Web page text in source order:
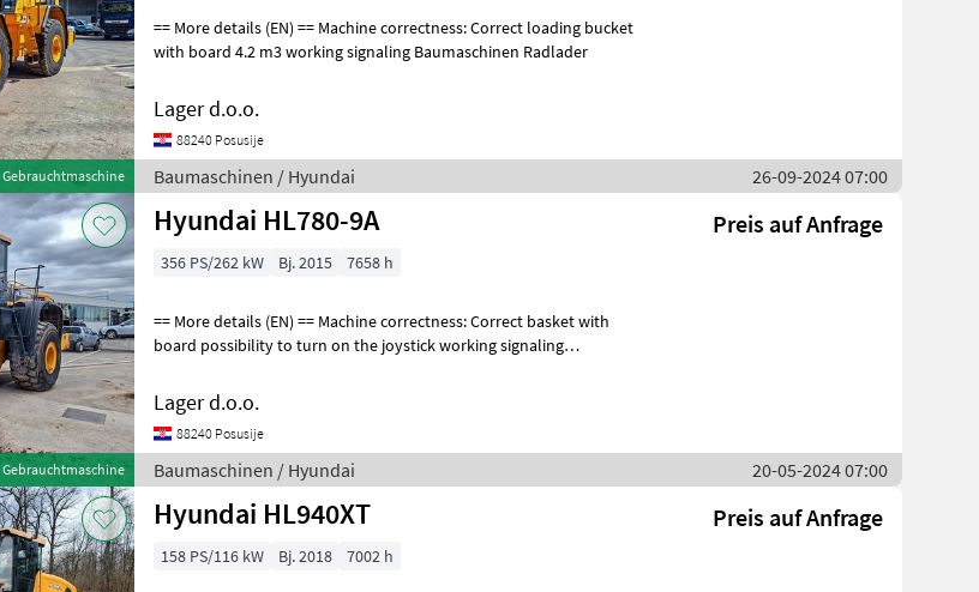
Gebrauchtmaschine
== More details (EN) == Machine correctness: Correct loading bucket
with board 4.2 m3 working signaling Baumaschinen Radlader
Lager d.o.o.
88240 Posusije
Baumaschinen / Hyundai 26-09-2024 07:00
Gebrauchtmaschine
Hyundai HL780-9A Preis auf Anfrage
356 PS/262 kW Bj. 2015 7658 h
== More details (EN) == Machine correctness: Correct basket with
board possibility to turn on the joystick working signaling
Lager d.o.o.
88240 Posusije
Baumaschinen / Hyundai 20-05-2024 07:00
Hyundai HL940XT Preis auf Anfrage
158 PS/116 kW Bj. 2018 7002 h